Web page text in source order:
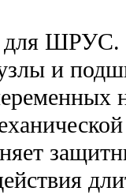
для ШРУС.
и